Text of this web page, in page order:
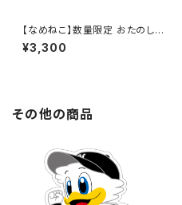
【なめねこ】数量限定 おたのし
み企画！なくなり次第終了 な
めねこ（なめんなよ）Tシャツ
¥3,300
その他の商品